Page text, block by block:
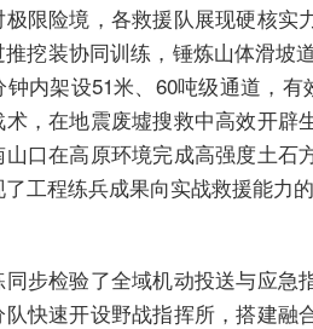
极限险境，各救援队展现硬核实
推挖装协同训练，锤炼山体滑坡
钟内架设51米、60吨级通道，
术，在地震废墟搜救中高效开辟
山口在高原环境完成高强度土石
工程练兵成果向实战救援能力的
同步检验了全域机动投送与应急
队快速开设野战指挥所，搭建融